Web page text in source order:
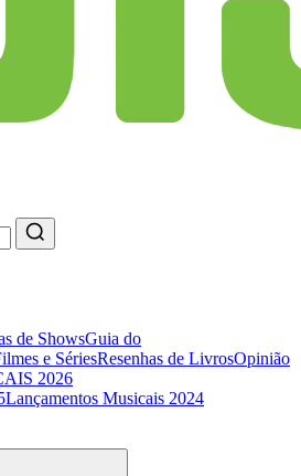
de ShowsGuia do
e SériesResenhas de LivrosOpinião
2026
Lançamentos Musicais 2024